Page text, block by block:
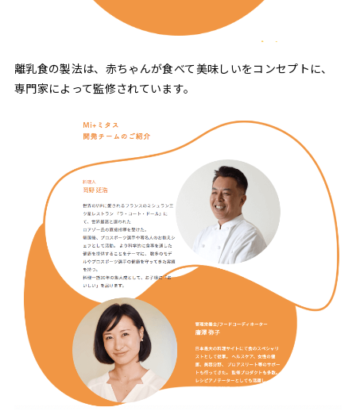
離乳食の製法は、赤ちゃんが食べて美味しいをコンセプトに、
専門家によって監修されています。